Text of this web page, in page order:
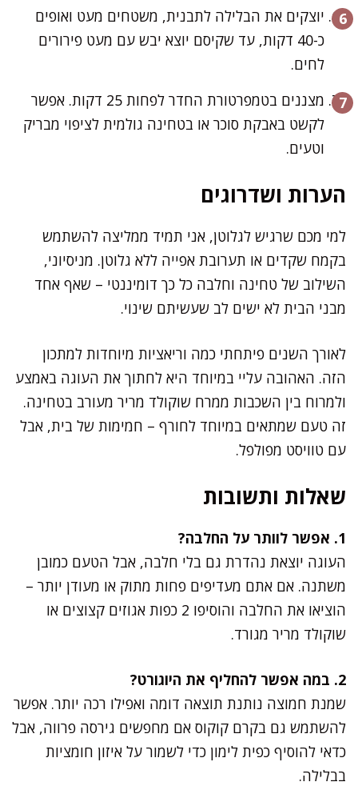
יוצקים את הבלילה לתבנית, משטחים מעט ואופים
כ-40 דקות, עד שקיסם יוצא יבש עם מעט פירורים
לחים.
מצננים בטמפרטורת החדר לפחות 25 דקות. אפשר
לקשט באבקת סוכר או בטחינה גולמית לציפוי מבריק
וטעים.
הערות ושדרוגים
למי מכם שרגיש לגלוטן, אני תמיד ממליצה להשתמש
בקמח שקדים או תערובת אפייה ללא גלוטן. מניסיוני,
השילוב של טחינה וחלבה כל כך דומיננטי – שאף אחד
מבני הבית לא ישים לב שעשיתם שינוי.
לאורך השנים פיתחתי כמה וריאציות מיוחדות למתכון
הזה. האהובה עליי במיוחד היא לחתוך את העוגה באמצע
ולמרוח בין השכבות ממרח שוקולד מריר מעורב בטחינה.
זה טעם שמתאים במיוחד לחורף – חמימות של בית, אבל
עם טוויסט מפולפל.
שאלות ותשובות
1. אפשר לוותר על החלבה?
העוגה יוצאת נהדרת גם בלי חלבה, אבל הטעם כמובן
משתנה. אם אתם מעדיפים פחות מתוק או מעודן יותר –
הוציאו את החלבה והוסיפו 2 כפות אגוזים קצוצים או
שוקולד מריר מגורד.
2. במה אפשר להחליף את היוגורט?
שמנת חמוצה נותנת תוצאה דומה ואפילו רכה יותר. אפשר
להשתמש גם בקרם קוקוס אם מחפשים גירסה פרווה, אבל
כדאי להוסיף כפית לימון כדי לשמור על איזון חומציות
בבלילה.